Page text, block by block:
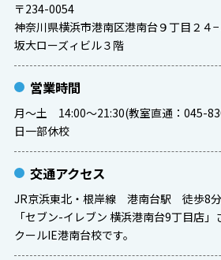
〒234-0054
神奈川県横浜市港南区港南台９丁目２４−
坂大ローズィビル３階
営業時間
月〜土 14:00〜21:30(教室直通：045-
日一部休校
交通アクセス
JR京浜東北・根岸線 港南台駅 徒歩8分
「セブン-イレブン 横浜港南台9丁目店
クールIE港南台校です。